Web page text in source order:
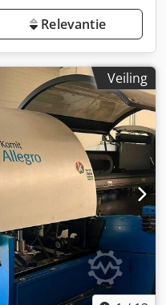
Relevantie
Veiling